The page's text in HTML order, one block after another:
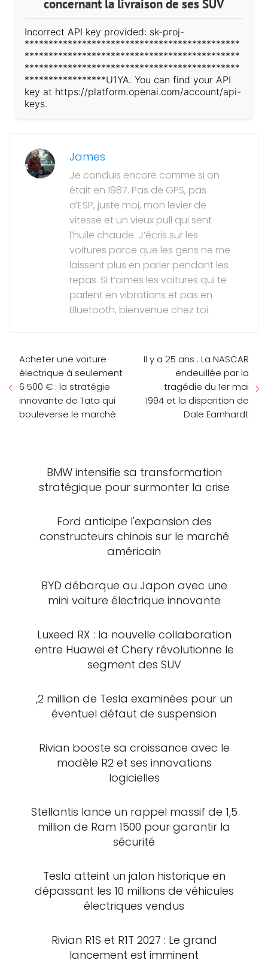
concernant la livraison de ses SUV
Incorrect API key provided: sk-proj-
*********************************************
*********************************************
*********************************************
*****************U1YA. You can find your API
key at https://platform.openai.com/account/api-
keys.
James
Je conduis encore comme si on
était en 1987. Pas de GPS, pas
d’ESP, juste moi, mon levier de
vitesse et un vieux pull qui sent
l’huile chaude. J’écris sur les
voitures parce que les gens ne me
laissent plus en parler pendant les
repas. Si t’aimes les voitures qui te
parlent en vibrations et pas en
Bluetooth, bienvenue chez toi.
Acheter une voiture
électrique à seulement
6 500 € : la stratégie
innovante de Tata qui
bouleverse le marché
Il y a 25 ans : La NASCAR
endeuillée par la
tragédie du 1er mai
1994 et la disparition de
Dale Earnhardt
BMW intensifie sa transformation
stratégique pour surmonter la crise
Ford anticipe l'expansion des
constructeurs chinois sur le marché
américain
BYD débarque au Japon avec une
mini voiture électrique innovante
Luxeed RX : la nouvelle collaboration
entre Huawei et Chery révolutionne le
segment des SUV
,2 million de Tesla examinées pour un
éventuel défaut de suspension
Rivian booste sa croissance avec le
modèle R2 et ses innovations
logicielles
Stellantis lance un rappel massif de 1,5
million de Ram 1500 pour garantir la
sécurité
Tesla atteint un jalon historique en
dépassant les 10 millions de véhicules
électriques vendus
Rivian R1S et R1T 2027 : Le grand
lancement est imminent